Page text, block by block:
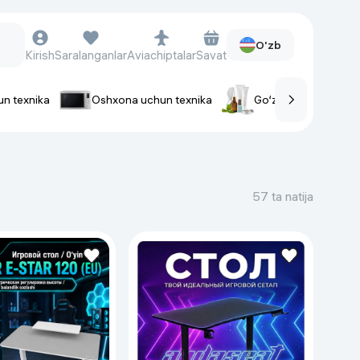
Fitnes-brasletlar
Soat kamarlari
Foto apparatlari va Video-
kameralar
Fotoapparatlari
KirishSaralanganlarAviachiptalarSavat
O'zb
texnika Oshxona uchun texnika Go‘zallik va parvarish
57 ta natija